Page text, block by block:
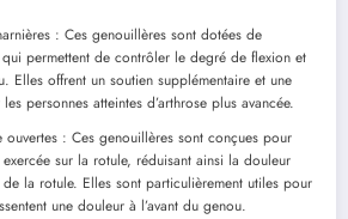
: Ces genouillères sont dotées de
permettent de contrôler le degré de flexion et
Elles offrent un soutien supplémentaire et une
personnes atteintes d’arthrose plus avancée.
: Ces genouillères sont conçues pour
sur la rotule, réduisant ainsi la douleur
de la rotule. Elles sont particulièrement utiles pour
une douleur à l’avant du genou.